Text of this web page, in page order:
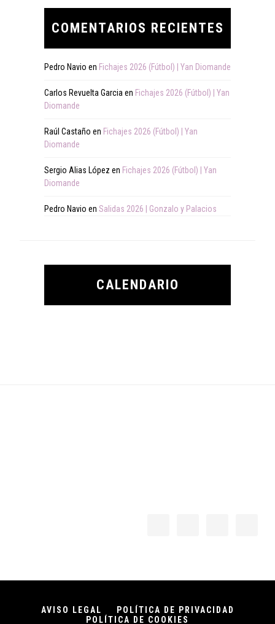
COMENTARIOS RECIENTES
Pedro Navio en Fichajes 2026 (Fútbol) | Yan Diomande
Carlos Revuelta Garcia en Fichajes 2026 (Fútbol) | Yan
Diomande
Raúl Castaño en Fichajes 2026 (Fútbol) | Yan
Diomande
Sergio Alias López en Fichajes 2026 (Fútbol) | Yan
Diomande
Pedro Navio en Salidas 2026 | Gonzalo y Palacios
CALENDARIO
AVISO LEGAL
POLÍTICA DE PRIVACIDAD
POLÍTICA DE COOKIES